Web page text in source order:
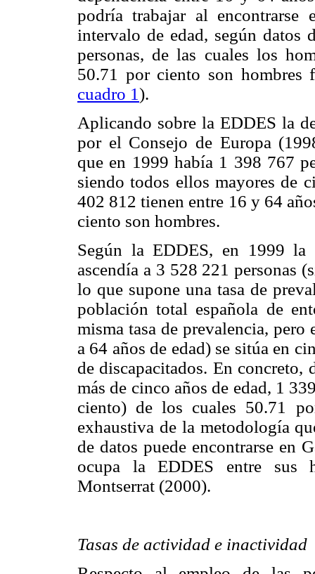
podría trabajar al encontrarse
intervalo de edad, según
personas, de las cuales los
50.71 por ciento son hombres
cuadro 1).
Aplicando sobre la EDDES la
por el Consejo de Europa
que en 1999 había 1 398 767
siendo todos ellos mayores de
402 812 tienen entre 16 y 64
ciento son hombres.
Según la EDDES, en 1999 la
ascendía a 3 528 221 personas
lo que supone una tasa de
población total española de
misma tasa de prevalencia,
a 64 años de edad) se sitúa en
de discapacitados. En concreto,
más de cinco años de edad, 1
ciento) de los cuales 50.71
exhaustiva de la metodología
de datos puede encontrarse en
ocupa la EDDES entre sus
Montserrat (2000).
Tasas de actividad e inactividad